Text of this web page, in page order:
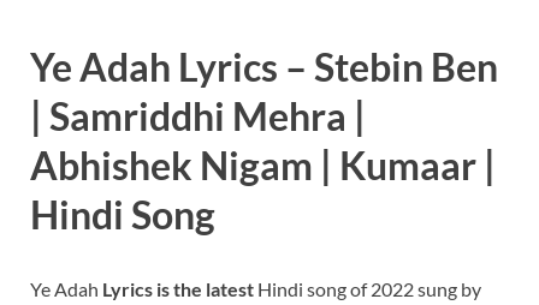
Ye Adah Lyrics – Stebin Ben
| Samriddhi Mehra |
Abhishek Nigam | Kumaar |
Hindi Song
Ye Adah Lyrics is the latest Hindi song of 2022 sung by